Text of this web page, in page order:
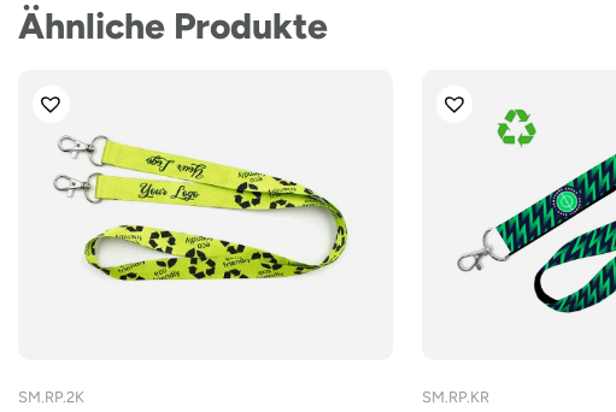
Ähnliche Produkte
SM.RP.2K SM.RP.KR